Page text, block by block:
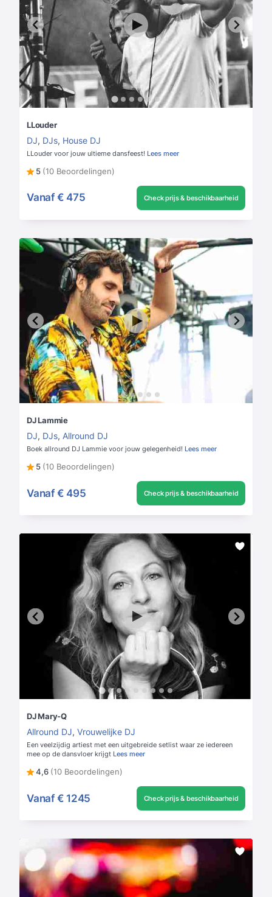
LLouder
DJ, DJs, House DJ
LLouder voor jouw ultieme dansfeest! Lees meer
5 (10 Beoordelingen)
Vanaf € 475 Check prijs & beschikbaarheid
DJ Lammie
DJ, DJs, Allround DJ
Boek allround DJ Lammie voor jouw gelegenheid! Lees meer
5 (10 Beoordelingen)
Vanaf € 495 Check prijs & beschikbaarheid
DJ Mary-Q
Allround DJ, Vrouwelijke DJ
Een veelzijdig artiest met een uitgebreide setlist waar ze iedereen
mee op de dansvloer krijgt Lees meer
4,6 (10 Beoordelingen)
Vanaf € 1245 Check prijs & beschikbaarheid